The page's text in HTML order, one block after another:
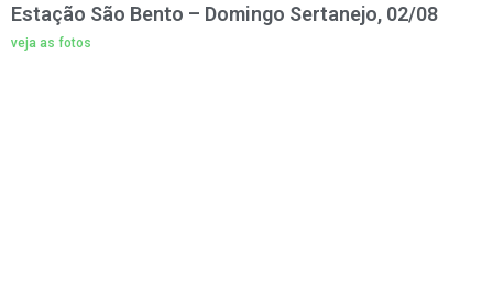
Estação São Bento – Domingo Sertanejo, 02/08
veja as fotos